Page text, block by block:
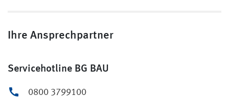
Ihre Ansprechpartner
Servicehotline BG BAU
0800 3799100